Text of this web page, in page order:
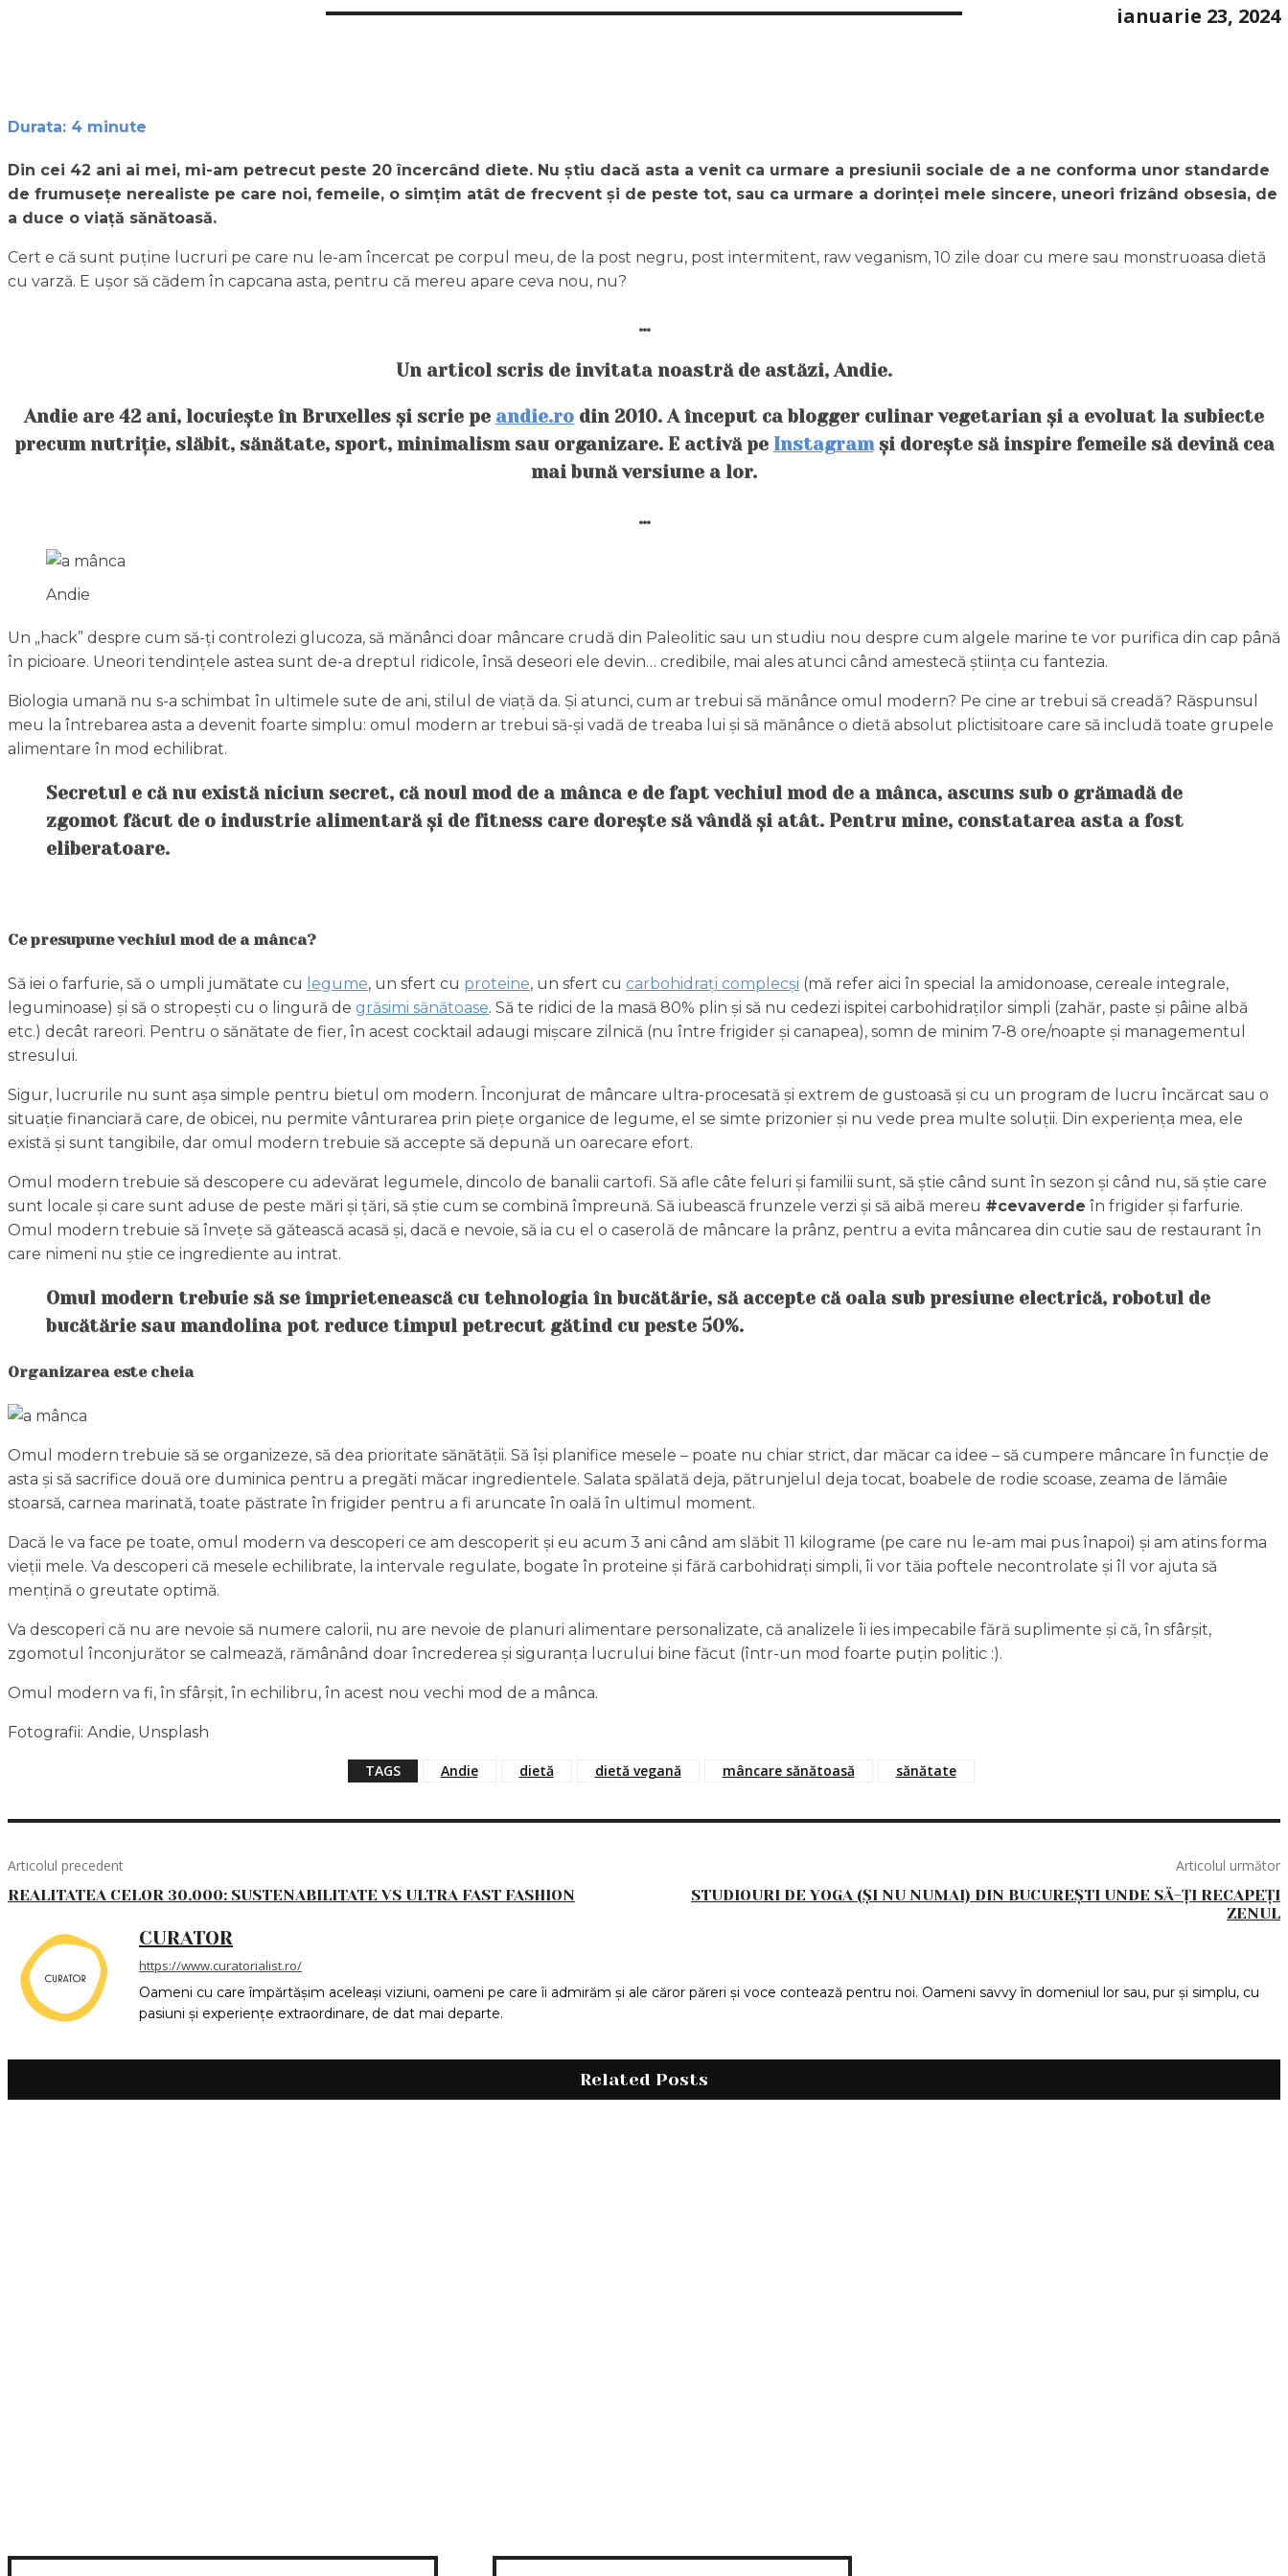
ianuarie 23, 2024
Durata: 4 minute
Din cei 42 ani ai mei, mi-am petrecut peste 20 încercând diete. Nu știu dacă asta a venit ca urmare a presiunii sociale de a ne conforma unor standarde
de frumusețe nerealiste pe care noi, femeile, o simțim atât de frecvent și de peste tot, sau ca urmare a dorinței mele sincere, uneori frizând obsesia, de
a duce o viață sănătoasă.
Cert e că sunt puține lucruri pe care nu le-am încercat pe corpul meu, de la post negru, post intermitent, raw veganism, 10 zile doar cu mere sau monstruoasa dietă
cu varză. E ușor să cădem în capcana asta, pentru că mereu apare ceva nou, nu?
…
Un articol scris de invitata noastră de astăzi, Andie.
Andie are 42 ani, locuiește în Bruxelles și scrie pe andie.ro din 2010. A început ca blogger culinar vegetarian și a evoluat la subiecte
precum nutriție, slăbit, sănătate, sport, minimalism sau organizare. E activă pe Instagramși dorește să inspire femeile să devină cea
mai bună versiune a lor.
…
Andie
Un „hack” despre cum să-ți controlezi glucoza, să mănânci doar mâncare crudă din Paleolitic sau un studiu nou despre cum algele marine te vor purifica din cap până
în picioare. Uneori tendințele astea sunt de-a dreptul ridicole, însă deseori ele devin… credibile, mai ales atunci când amestecă știința cu fantezia.
Biologia umană nu s-a schimbat în ultimele sute de ani, stilul de viață da. Și atunci, cum ar trebui să mănânce omul modern? Pe cine ar trebui să creadă? Răspunsul
meu la întrebarea asta a devenit foarte simplu: omul modern ar trebui să-și vadă de treaba lui și să mănânce o dietă absolut plictisitoare care să includă toate grupele
alimentare în mod echilibrat.
Secretul e că nu există niciun secret, că noul mod de a mânca e de fapt vechiul mod de a mânca, ascuns sub o grămadă de
zgomot făcut de o industrie alimentară și de fitness care dorește să vândă și atât. Pentru mine, constatarea asta a fost
eliberatoare.
Ce presupune vechiul mod de a mânca?
Să iei o farfurie, să o umpli jumătate cu legume, un sfert cu proteine, un sfert cu carbohidrați complecși (mă refer aici în special la amidonoase, cereale integrale,
leguminoase) și să o stropești cu o lingură de grăsimi sănătoase. Să te ridici de la masă 80% plin și să nu cedezi ispitei carbohidraților simpli (zahăr, paste și pâine albă
etc.) decât rareori. Pentru o sănătate de fier, în acest cocktail adaugi mișcare zilnică (nu între frigider și canapea), somn de minim 7-8 ore/noapte și managementul
stresului.
Sigur, lucrurile nu sunt așa simple pentru bietul om modern. Înconjurat de mâncare ultra-procesată și extrem de gustoasă și cu un program de lucru încărcat sau o
situație financiară care, de obicei, nu permite vânturarea prin piețe organice de legume, el se simte prizonier și nu vede prea multe soluții. Din experiența mea, ele
există și sunt tangibile, dar omul modern trebuie să accepte să depună un oarecare efort.
Omul modern trebuie să descopere cu adevărat legumele, dincolo de banalii cartofi. Să afle câte feluri și familii sunt, să știe când sunt în sezon și când nu, să știe care
sunt locale și care sunt aduse de peste mări și țări, să știe cum se combină împreună. Să iubească frunzele verzi și să aibă mereu #cevaverde în frigider și farfurie.
Omul modern trebuie să învețe să gătească acasă și, dacă e nevoie, să ia cu el o caserolă de mâncare la prânz, pentru a evita mâncarea din cutie sau de restaurant în
care nimeni nu știe ce ingrediente au intrat.
Omul modern trebuie să se împrietenească cu tehnologia în bucătărie, să accepte că oala sub presiune electrică, robotul de
bucătărie sau mandolina pot reduce timpul petrecut gătind cu peste 50%.
Organizarea este cheia
Omul modern trebuie să se organizeze, să dea prioritate sănătății. Să își planifice mesele – poate nu chiar strict, dar măcar ca idee – să cumpere mâncare în funcție de
asta și să sacrifice două ore duminica pentru a pregăti măcar ingredientele. Salata spălată deja, pătrunjelul deja tocat, boabele de rodie scoase, zeama de lămâie
stoarsă, carnea marinată, toate păstrate în frigider pentru a fi aruncate în oală în ultimul moment.
Dacă le va face pe toate, omul modern va descoperi ce am descoperit și eu acum 3 ani când am slăbit 11 kilograme (pe care nu le-am mai pus înapoi) și am atins forma
vieții mele. Va descoperi că mesele echilibrate, la intervale regulate, bogate în proteine și fără carbohidrați simpli, îi vor tăia poftele necontrolate și îl vor ajuta să
mențină o greutate optimă.
Va descoperi că nu are nevoie să numere calorii, nu are nevoie de planuri alimentare personalizate, că analizele îi ies impecabile fără suplimente și că, în sfârșit,
zgomotul înconjurător se calmează, rămânând doar încrederea și siguranța lucrului bine făcut (într-un mod foarte puțin politic :).
Omul modern va fi, în sfârșit, în echilibru, în acest nou vechi mod de a mânca.
Fotografii: Andie, Unsplash
TAGS Andie dietă dietă vegană mâncare sănătoasă sănătate
Articolul precedent
REALITATEA CELOR 30.000: SUSTENABILITATE VS ULTRA FAST FASHION
Articolul următor
STUDIOURI DE YOGA (ȘI NU NUMAI) DIN BUCUREȘTI UNDE SĂ-ȚI RECAPEȚI
ZENUL
CURATOR
https://www.curatorialist.ro/
Oameni cu care împărtășim aceleași viziuni, oameni pe care îi admirăm și ale căror păreri și voce contează pentru noi. Oameni savvy în domeniul lor sau, pur și simplu, cu
pasiuni și experiențe extraordinare, de dat mai departe.
Related Posts